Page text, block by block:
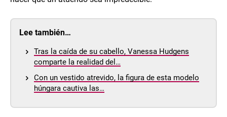
Lee también…
Tras la caída de su cabello, Vanessa Hudgens
comparte la realidad del…
Con un vestido atrevido, la figura de esta modelo
húngara cautiva las…